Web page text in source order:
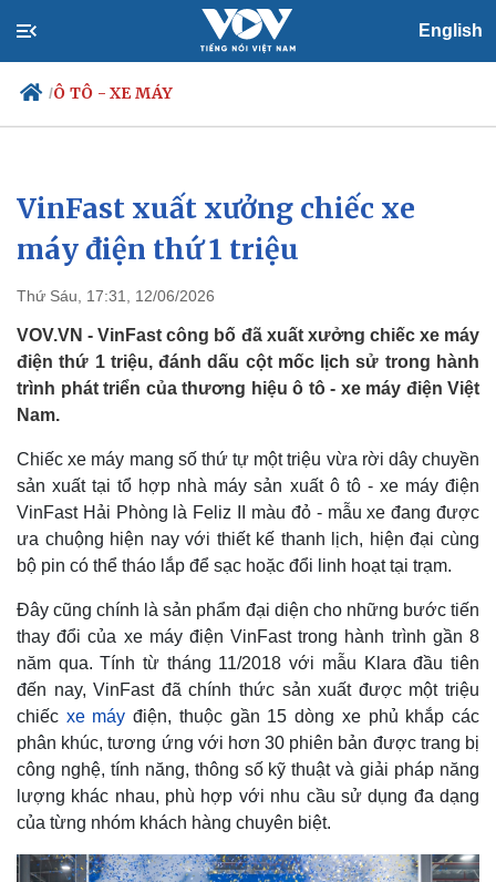
English
/Ô TÔ - XE MÁY
Chính trị
Đảng
Tổ chức nhân sự
Nhận diện sự thật
Xã hội
Tin 24h
Dự báo thời tiết
Việc làm
Biển đảo
VinFast xuất xưởng chiếc xe
máy điện thứ 1 triệu
Thứ Sáu, 17:31, 12/06/2026
VOV.VN - VinFast công bố đã xuất xưởng chiếc xe máy
điện thứ 1 triệu, đánh dấu cột mốc lịch sử trong hành
trình phát triển của thương hiệu ô tô - xe máy điện Việt
Nam.
Chiếc xe máy mang số thứ tự một triệu vừa rời dây chuyền
sản xuất tại tổ hợp nhà máy sản xuất ô tô - xe máy điện
VinFast Hải Phòng là Feliz II màu đỏ - mẫu xe đang được
ưa chuộng hiện nay với thiết kế thanh lịch, hiện đại cùng
bộ pin có thể tháo lắp để sạc hoặc đổi linh hoạt tại trạm.
Đây cũng chính là sản phẩm đại diện cho những bước tiến
thay đổi của xe máy điện VinFast trong hành trình gần 8
năm qua. Tính từ tháng 11/2018 với mẫu Klara đầu tiên
đến nay, VinFast đã chính thức sản xuất được một triệu
chiếc xe máy điện, thuộc gần 15 dòng xe phủ khắp các
phân khúc, tương ứng với hơn 30 phiên bản được trang bị
công nghệ, tính năng, thông số kỹ thuật và giải pháp năng
lượng khác nhau, phù hợp với nhu cầu sử dụng đa dạng
của từng nhóm khách hàng chuyên biệt.